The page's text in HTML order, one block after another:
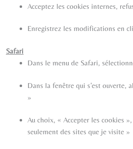
Acceptez les cookies internes,
Enregistrez les modifications en
Safari
Dans le menu de Safari,
Dans la fenêtre qui s’est ouverte,
»
Au choix, « Accepter les cookies
seulement des sites que je visite »